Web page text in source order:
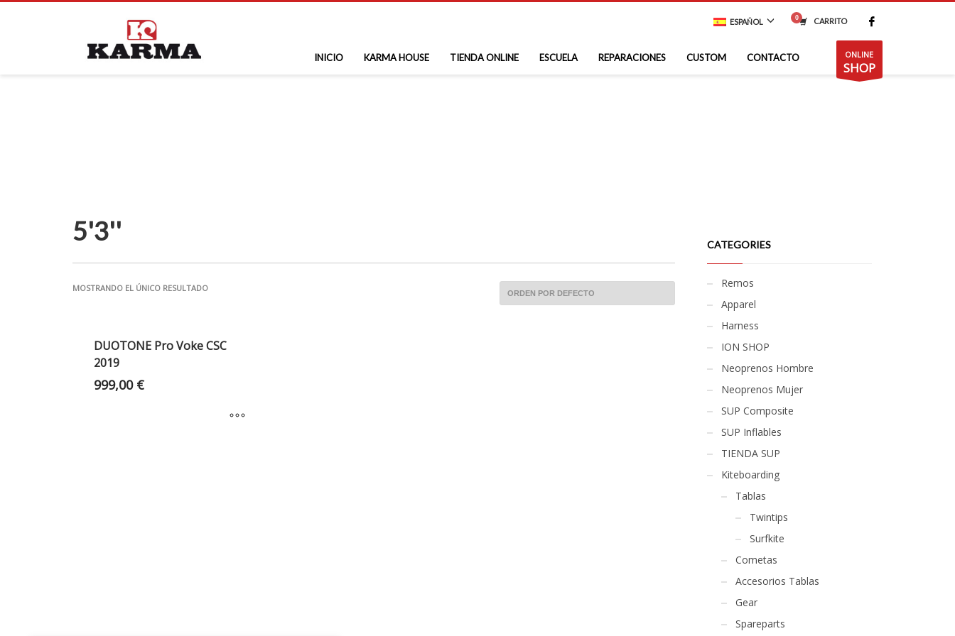
ESPAÑOL CARRITO
INICIO KARMA HOUSE TIENDA ONLINE ESCUELA REPARACIONES CUSTOM CONTACTO ONLINE
SHOP
5'3''
MOSTRANDO EL ÚNICO RESULTADO
DUOTONE Pro Voke CSC
2019
999,00 €
CATEGORIES
Remos
Apparel
Harness
ION SHOP
Neoprenos Hombre
Neoprenos Mujer
SUP Composite
SUP Inflables
TIENDA SUP
Kiteboarding
Tablas
Twintips
Surfkite
Cometas
Accesorios Tablas
Gear
Spareparts